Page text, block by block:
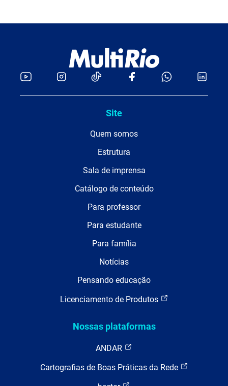
Site
Quem somos
Estrutura
Sala de imprensa
Catálogo de conteúdo
Para professor
Para estudante
Para família
Notícias
Pensando educação
Licenciamento de Produtos
Nossas plataformas
ANDAR
Cartografias de Boas Práticas da Rede